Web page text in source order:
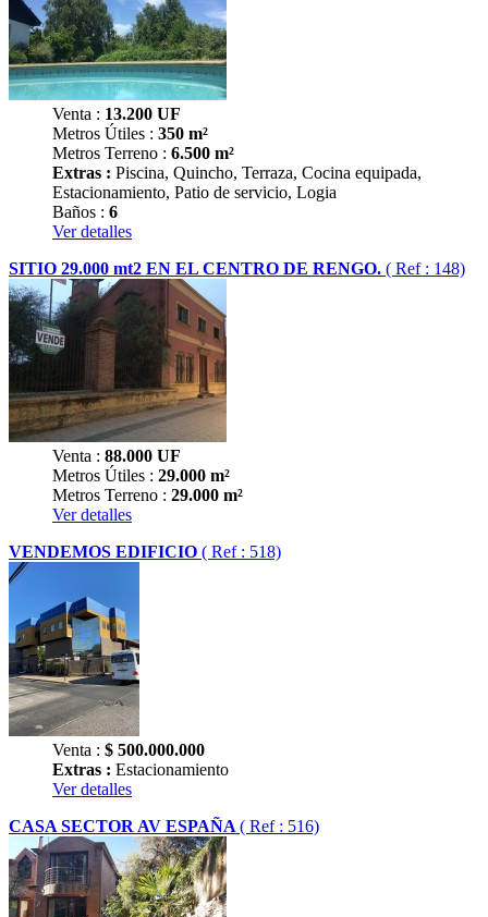
Venta : 13.200 UF
Metros Útiles : 350 m²
Metros Terreno : 6.500 m²
Extras : Piscina, Quincho, Terraza, Cocina equipada,
Estacionamiento, Patio de servicio, Logia
Baños : 6
Ver detalles
SITIO 29.000 mt2 EN EL CENTRO DE RENGO. ( Ref : 148)
Venta : 88.000 UF
Metros Útiles : 29.000 m²
Metros Terreno : 29.000 m²
Ver detalles
VENDEMOS EDIFICIO ( Ref : 518)
Venta : $ 500.000.000
Extras : Estacionamiento
Ver detalles
CASA SECTOR AV ESPAÑA ( Ref : 516)